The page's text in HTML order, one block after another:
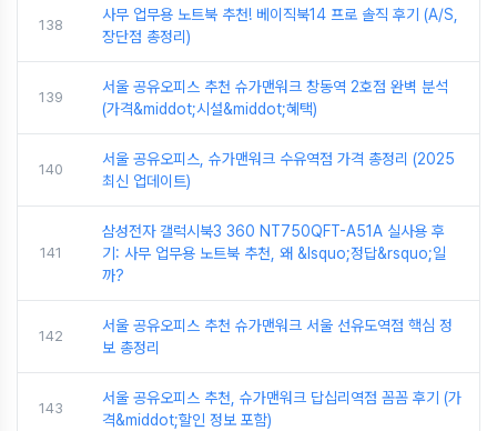
138
사무 업무용 노트북 추천! 베이직북14 프로 솔직 후기 (A/S,
장단점 총정리)
139
서울 공유오피스 추천 슈가맨워크 창동역 2호점 완벽 분석
(가격&middot;시설&middot;혜택)
140
서울 공유오피스, 슈가맨워크 수유역점 가격 총정리 (2025
최신 업데이트)
141
삼성전자 갤럭시북3 360 NT750QFT-A51A 실사용 후
기: 사무 업무용 노트북 추천, 왜 &lsquo;정답&rsquo;일
까?
142
서울 공유오피스 추천 슈가맨워크 서울 선유도역점 핵심 정
보 총정리
143
서울 공유오피스 추천, 슈가맨워크 답십리역점 꼼꼼 후기 (가
격&middot;할인 정보 포함)